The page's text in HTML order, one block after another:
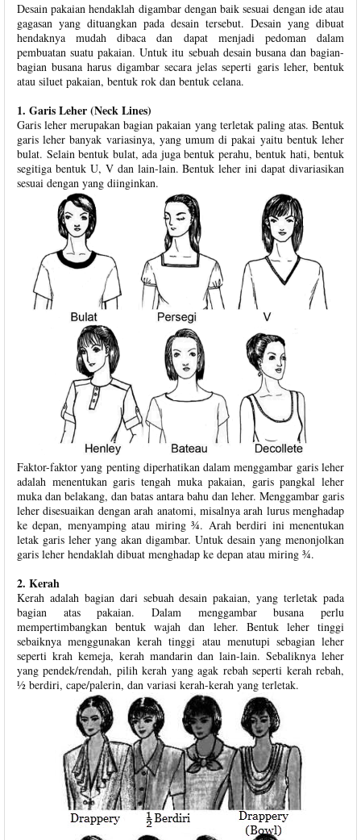
Desain pakaian hendaklah digambar dengan baik sesuai dengan ide atau
gagasan yang dituangkan pada desain tersebut. Desain yang dibuat
hendaknya mudah dibaca dan dapat menjadi pedoman dalam
pembuatan suatu pakaian. Untuk itu sebuah desain busana dan bagian-
bagian busana harus digambar secara jelas seperti garis leher, bentuk
atau siluet pakaian, bentuk rok dan bentuk celana.
1. Garis Leher (Neck Lines)
Garis leher merupakan bagian pakaian yang terletak paling atas. Bentuk
garis leher banyak variasinya, yang umum di pakai yaitu bentuk leher
bulat. Selain bentuk bulat, ada juga bentuk perahu, bentuk hati, bentuk
segitiga bentuk U, V dan lain-lain. Bentuk leher ini dapat divariasikan
sesuai dengan yang diinginkan.
Faktor-faktor yang penting diperhatikan dalam menggambar garis leher
adalah menentukan garis tengah muka pakaian, garis pangkal leher
muka dan belakang, dan batas antara bahu dan leher. Menggambar garis
leher disesuaikan dengan arah anatomi, misalnya arah lurus menghadap
ke depan, menyamping atau miring ¾. Arah berdiri ini menentukan
letak garis leher yang akan digambar. Untuk desain yang menonjolkan
garis leher hendaklah dibuat menghadap ke depan atau miring ¾.
2. Kerah
Kerah adalah bagian dari sebuah desain pakaian, yang terletak pada
bagian atas pakaian. Dalam menggambar busana perlu
mempertimbangkan bentuk wajah dan leher. Bentuk leher tinggi
sebaiknya menggunakan kerah tinggi atau menutupi sebagian leher
seperti krah kemeja, kerah mandarin dan lain-lain. Sebaliknya leher
yang pendek/rendah, pilih kerah yang agak rebah seperti kerah rebah,
½ berdiri, cape/palerin, dan variasi kerah-kerah yang terletak.